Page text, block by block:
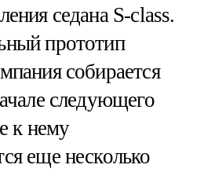
седана S-class.
прототип
собирается
следующего
к нему
еще несколько